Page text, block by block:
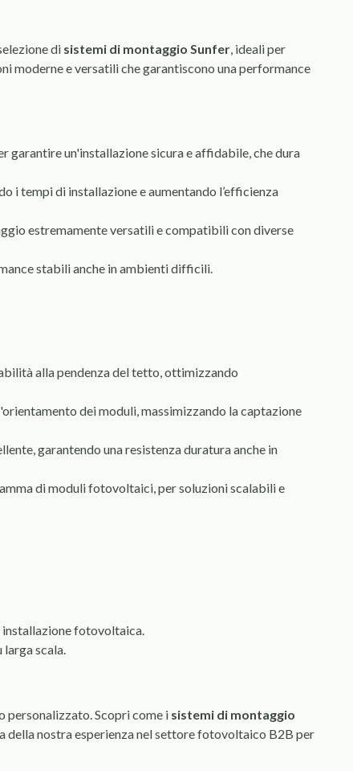
di sistemi di montaggio Sunfer , ideali per
moderne e versatili che garantiscono una performance
un'installazione sicura e affidabile, che dura
i tempi di installazione e aumentando l’efficienza
estremamente versatili e compatibili con diverse
stabili anche in ambienti difficili.
alla pendenza del tetto, ottimizzando
dei moduli, massimizzando la captazione
garantendo una resistenza duratura anche in
di moduli fotovoltaici, per soluzioni scalabili e
fotovoltaica.
scala.
personalizzato. Scopri come i sistemi di montaggio
nostra esperienza nel settore fotovoltaico B2B per